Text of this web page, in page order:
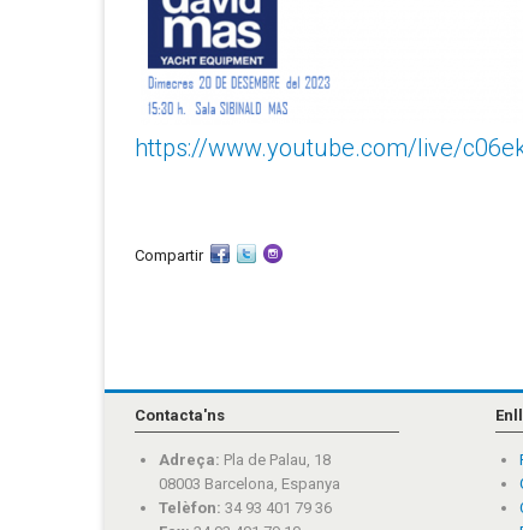
https://www.youtube.com/live/
Compartir
Contacta'ns
Adreça: Pla de Palau, 18
08003 Barcelona, Espanya
Telèfon: 34 93 401 79 36